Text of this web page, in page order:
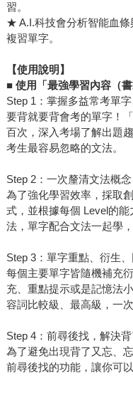
習。
★ A.I.科技會分析智能血
複習單字。
【使用說明】
■ 使用「最強學習內容（書
Step 1：掌握多益常考單
要背就要背會考的單字！
百次，深入考場了解出題
考生最容易忽略的文法。
Step 2：一次釐清文法概
為了強化學習效率，採取
式，並根據每個 Level的
法，單字配合文法一起學
Step 3：單字重點、衍生
每個主要單字皆隨機補充
充、重點提示或是記憶法
容詞比較級、最高級，一
Step 4：前尋後找，解決
為了避免出現背了又忘、
前尋後找的功能，讓你可